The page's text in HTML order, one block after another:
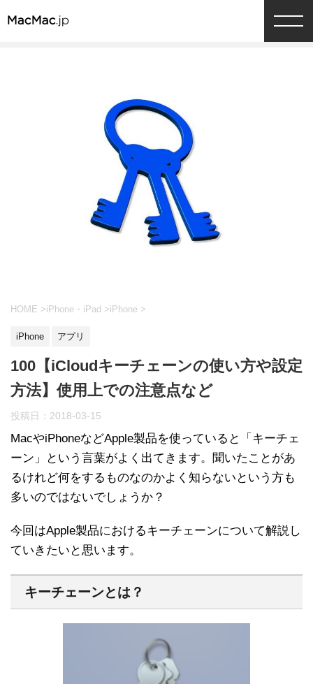
HOME >iPhone・iPad >iPhone >
iPhone アプリ
100【iCloudキーチェーンの使い方や設定
方法】使用上での注意点など
投稿日： 2018-03-15
MacやiPhoneなどApple製品を使っていると「キーチェ
ーン」という言葉がよく出てきます。聞いたことがあ
るけれど何をするものなのかよく知らないという方も
多いのではないでしょうか？
今回はApple製品におけるキーチェーンについて解説し
ていきたいと思います。
キーチェーンとは？